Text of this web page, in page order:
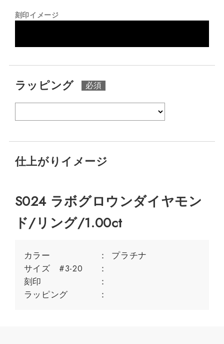
刻印イメージ
ラッピング
仕上がりイメージ
S024 ラボグロウンダイヤモン
ド/リング/1.00ct
カラー
プラチナ
サイズ #3-20
刻印
ラッピング